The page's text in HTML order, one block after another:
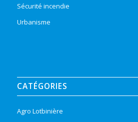
Sécurité incendie
Urbanisme
CATÉGORIES
Agro Lotbinière